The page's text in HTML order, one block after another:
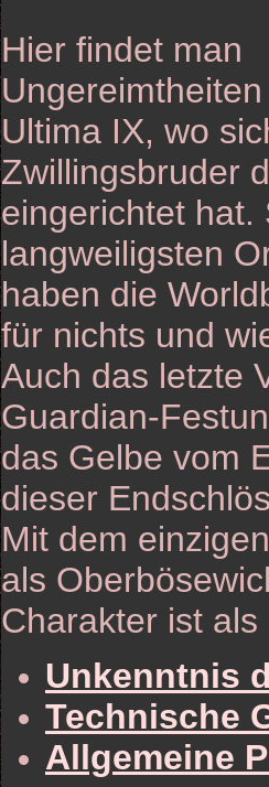
Hier findet man
Ultima IX, wo
Zwillingsbruder
eingerichtet hat.
langweiligsten
haben die
für nichts und
Auch das letzte
Guardian-
das Gelbe vom
dieser
Mit dem
als
Charakter ist
Unkenntnis
Technische
Allgemeine